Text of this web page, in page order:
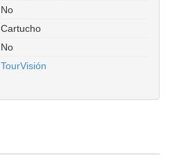
No
Cartucho
No
TourVisión